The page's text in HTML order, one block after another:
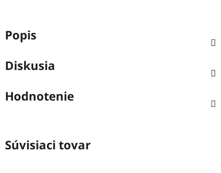
Popis
Diskusia
Hodnotenie
Súvisiaci tovar